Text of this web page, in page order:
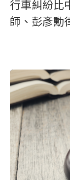
行車糾紛比
師、彭彥勳